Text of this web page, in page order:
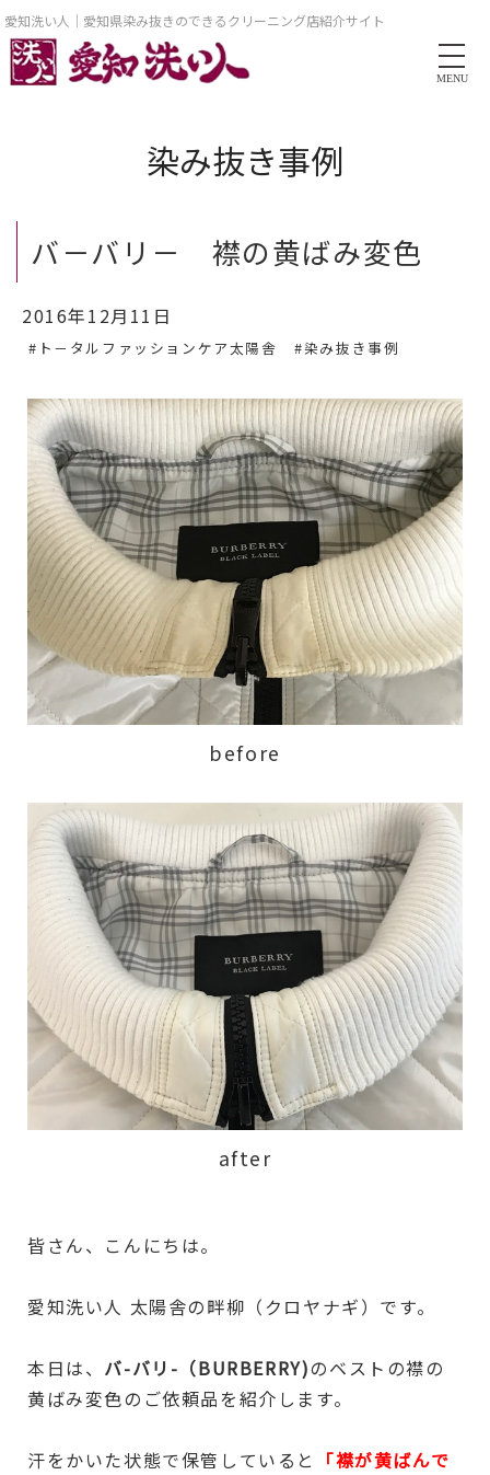
愛知洗い人｜愛知県染み抜きのできるクリーニング店紹介サイト
MENU
染み抜き事例
バ－バリ－ 襟の黄ばみ変色
2016年12月11日
#ト－タルファッションケア太陽舎 #染み抜き事例
before
after
皆さん、こんにちは。
愛知洗い人 太陽舎の畔柳（クロヤナギ）です。
本日は、 バ-バリ-（BURBERRY)のベストの襟の
黄ばみ変色のご依頼品を紹介します。
汗をかいた状態で保管していると
「襟が黄ばんで